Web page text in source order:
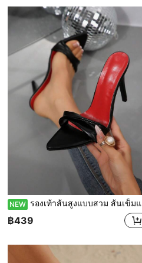
NEW รองเท้าส้นสูงแบบสวม ส้นเข็มแบบผูกบิดสีดำ รองเท้าแตะส้นสูงพื้นแดงเซ็กซี่สำหรับผู้หญิง รองเท้าแตะแบบสไลด์หัวแหลม แฟชั่นสำหรับงานปาร์ตี้บนรันเวย์กลางแจ้ง
฿439